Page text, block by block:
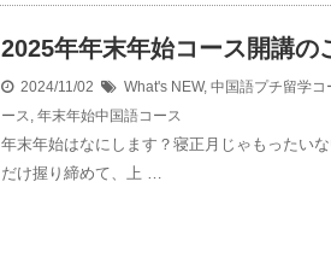
2025年年末年始コース開講の
2024/11/02 What's NEW, 中国語プチ留学コ
ース, 年末年始中国語コース
年末年始はなにします？寝正月じゃもったい
だけ握り締めて、上 …